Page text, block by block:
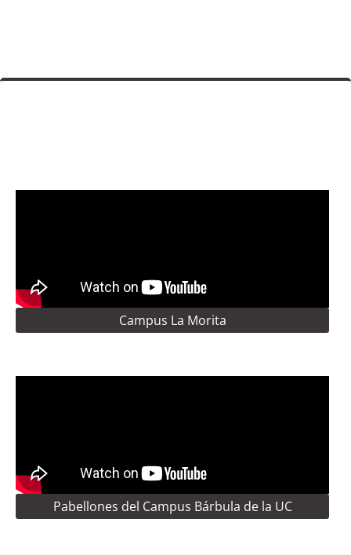
Campus La Morita
Pabellones del Campus Bárbula de la UC